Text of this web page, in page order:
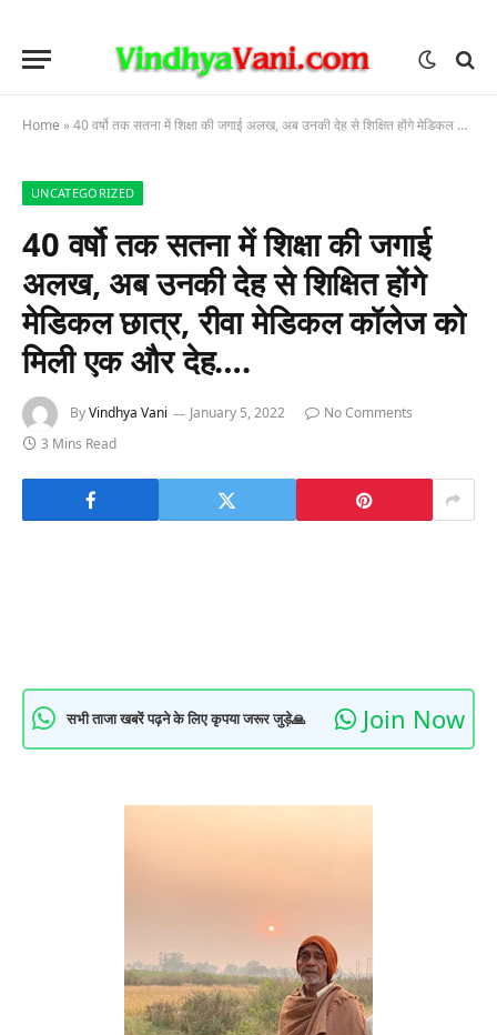
Home »40 वर्षो तक सतना में शिक्षा की जगाई अलख, अब उनकी देह से शिक्षित होंगे मेडिकल छात्र, रीवा मेडिकल कॉलेज को मिली एक और देह….
UNCATEGORIZED
40 वर्षो तक सतना में शिक्षा की जगाई
अलख, अब उनकी देह से शिक्षित होंगे
मेडिकल छात्र, रीवा मेडिकल कॉलेज को
मिली एक और देह….
ByVindhya Vani January 5, 2022
No Comments
3 Mins Read
सभी ताजा खबरें पढ़ने के लिए कृपया जरूर जुड़े🙏 Join Now